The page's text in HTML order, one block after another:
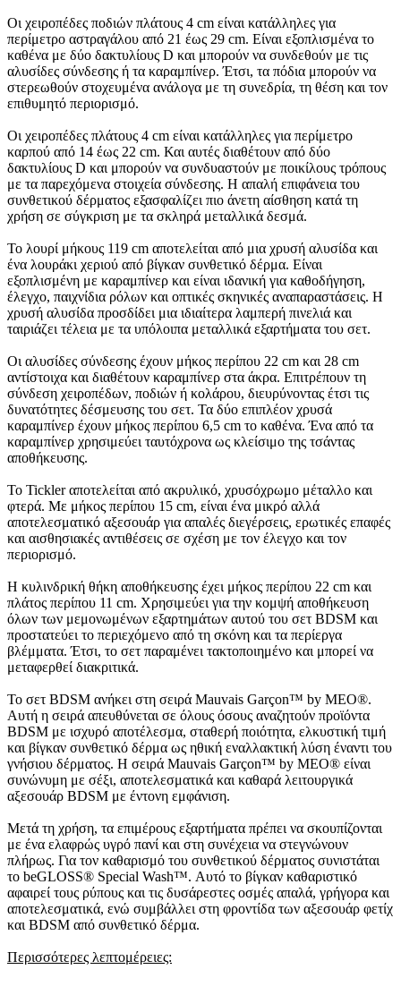
Οι χειροπέδες ποδιών πλάτους 4 cm είναι κατάλληλες για
περίμετρο αστραγάλου από 21 έως 29 cm. Είναι εξοπλισμένα το
καθένα με δύο δακτυλίους D και μπορούν να συνδεθούν με τις
αλυσίδες σύνδεσης ή τα καραμπίνερ. Έτσι, τα πόδια μπορούν να
στερεωθούν στοχευμένα ανάλογα με τη συνεδρία, τη θέση και τον
επιθυμητό περιορισμό.
Οι χειροπέδες πλάτους 4 cm είναι κατάλληλες για περίμετρο
καρπού από 14 έως 22 cm. Και αυτές διαθέτουν από δύο
δακτυλίους D και μπορούν να συνδυαστούν με ποικίλους τρόπους
με τα παρεχόμενα στοιχεία σύνδεσης. Η απαλή επιφάνεια του
συνθετικού δέρματος εξασφαλίζει πιο άνετη αίσθηση κατά τη
χρήση σε σύγκριση με τα σκληρά μεταλλικά δεσμά.
Το λουρί μήκους 119 cm αποτελείται από μια χρυσή αλυσίδα και
ένα λουράκι χεριού από βίγκαν συνθετικό δέρμα. Είναι
εξοπλισμένη με καραμπίνερ και είναι ιδανική για καθοδήγηση,
έλεγχο, παιχνίδια ρόλων και οπτικές σκηνικές αναπαραστάσεις. Η
χρυσή αλυσίδα προσδίδει μια ιδιαίτερα λαμπερή πινελιά και
ταιριάζει τέλεια με τα υπόλοιπα μεταλλικά εξαρτήματα του σετ.
Οι αλυσίδες σύνδεσης έχουν μήκος περίπου 22 cm και 28 cm
αντίστοιχα και διαθέτουν καραμπίνερ στα άκρα. Επιτρέπουν τη
σύνδεση χειροπέδων, ποδιών ή κολάρου, διευρύνοντας έτσι τις
δυνατότητες δέσμευσης του σετ. Τα δύο επιπλέον χρυσά
καραμπίνερ έχουν μήκος περίπου 6,5 cm το καθένα. Ένα από τα
καραμπίνερ χρησιμεύει ταυτόχρονα ως κλείσιμο της τσάντας
αποθήκευσης.
Το Tickler αποτελείται από ακρυλικό, χρυσόχρωμο μέταλλο και
φτερά. Με μήκος περίπου 15 cm, είναι ένα μικρό αλλά
αποτελεσματικό αξεσουάρ για απαλές διεγέρσεις, ερωτικές επαφές
και αισθησιακές αντιθέσεις σε σχέση με τον έλεγχο και τον
περιορισμό.
Η κυλινδρική θήκη αποθήκευσης έχει μήκος περίπου 22 cm και
πλάτος περίπου 11 cm. Χρησιμεύει για την κομψή αποθήκευση
όλων των μεμονωμένων εξαρτημάτων αυτού του σετ BDSM και
προστατεύει το περιεχόμενο από τη σκόνη και τα περίεργα
βλέμματα. Έτσι, το σετ παραμένει τακτοποιημένο και μπορεί να
μεταφερθεί διακριτικά.
Το σετ BDSM ανήκει στη σειρά Mauvais Garçon™ by MEO®.
Αυτή η σειρά απευθύνεται σε όλους όσους αναζητούν προϊόντα
BDSM με ισχυρό αποτέλεσμα, σταθερή ποιότητα, ελκυστική τιμή
και βίγκαν συνθετικό δέρμα ως ηθική εναλλακτική λύση έναντι του
γνήσιου δέρματος. Η σειρά Mauvais Garçon™ by MEO® είναι
συνώνυμη με σέξι, αποτελεσματικά και καθαρά λειτουργικά
αξεσουάρ BDSM με έντονη εμφάνιση.
Μετά τη χρήση, τα επιμέρους εξαρτήματα πρέπει να σκουπίζονται
με ένα ελαφρώς υγρό πανί και στη συνέχεια να στεγνώνουν
πλήρως. Για τον καθαρισμό του συνθετικού δέρματος συνιστάται
το beGLOSS® Special Wash™. Αυτό το βίγκαν καθαριστικό
αφαιρεί τους ρύπους και τις δυσάρεστες οσμές απαλά, γρήγορα και
αποτελεσματικά, ενώ συμβάλλει στη φροντίδα των αξεσουάρ φετίχ
και BDSM από συνθετικό δέρμα.
Περισσότερες λεπτομέρειες: